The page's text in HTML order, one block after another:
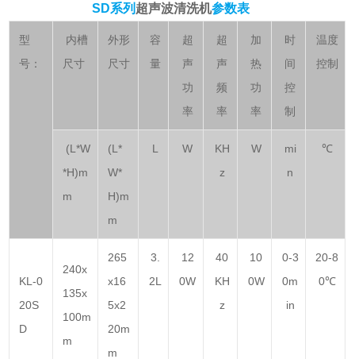
SD系列 超声波清洗机参数表
型
号：
内槽
尺寸
外形
尺寸
容
量
超
声
功
率
超
声
频
率
加
热
功
率
时
间
控
制
温度
控制
(L*W
*H)m
m
(L*
W*
H)m
m
L W
KH
z
W
mi
n
℃
KL-0
20S
D
240x
135x
100m
m
265
x16
5x2
20m
m
3.
2L
12
0W
40
KH
z
10
0W
0-3
0m
in
20-8
0℃